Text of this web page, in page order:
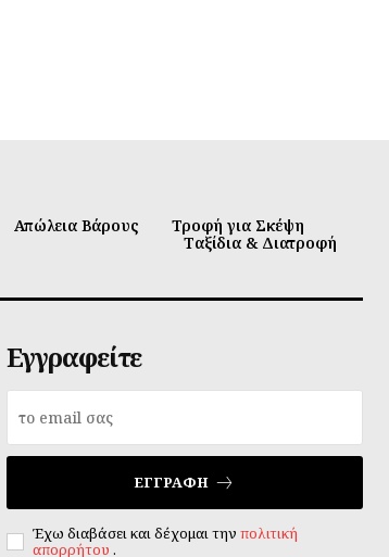
Απώλεια Βάρους
Τροφή για Σκέψη
Ταξίδια & Διατροφή
Εγγραφείτε
ΕΓΓΡΑΦΉ
Έχω διαβάσει και δέχομαι την πολιτική
απορρήτου .